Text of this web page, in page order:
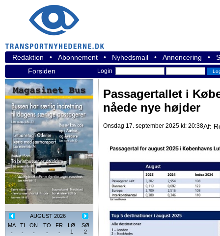
Redaktion • Abonnement • Nyhedsmail • Annoncering •
Forsiden
Login
AUGUST 2026
MA
TI ON TO FR LØ
SØ
-
- - - - 1
2
Passagertallet i
nåede nye højder
Onsdag 17. september 2025 kl: 20:38Af: